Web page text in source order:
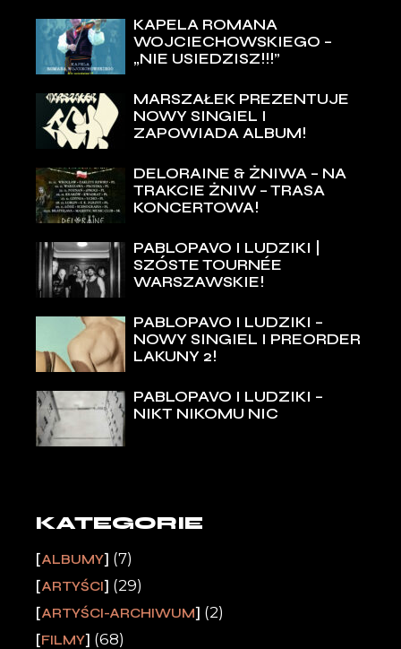
KAPELA ROMANA
WOJCIECHOWSKIEGO –
„NIE USIEDZISZ!!!”
MARSZAŁEK PREZENTUJE
NOWY SINGIEL I
ZAPOWIADA ALBUM!
DELORAINE & ŻNIWA – NA
TRAKCIE ŻNIW – TRASA
KONCERTOWA!
PABLOPAVO I LUDZIKI |
SZÓSTE TOURNÉE
WARSZAWSKIE!
PABLOPAVO I LUDZIKI –
NOWY SINGIEL I PREORDER
LAKUNY 2!
PABLOPAVO I LUDZIKI –
NIKT NIKOMU NIC
KATEGORIE
ALBUMY (7)
ARTYŚCI (29)
ARTYŚCI-ARCHIWUM (2)
FILMY (68)